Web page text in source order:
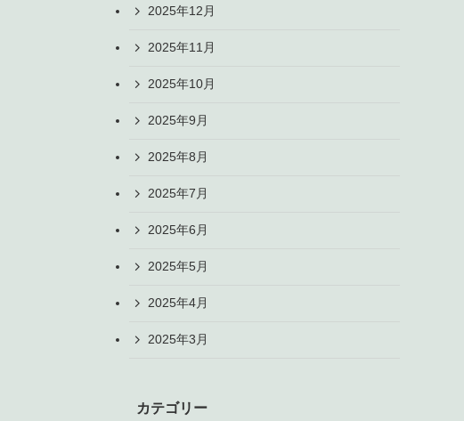
2025年12月
2025年11月
2025年10月
2025年9月
2025年8月
2025年7月
2025年6月
2025年5月
2025年4月
2025年3月
カテゴリー